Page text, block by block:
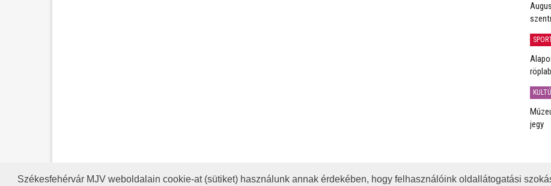
Székesfehérvár MJV weboldalain cookie-at (sütiket) használunk annak érdekében, hogy felhasználóink oldallátogatási
jegy
A HONLAP 2017.03.31-I ÁLLAPOTA JOGI NYILATKOZAT IMPRESSZUM MÉDIAAJÁNLAT